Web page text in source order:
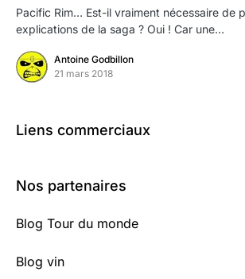
Pacific Rim… Est-il vraiment nécessaire de
explications de la saga ? Oui ! Car une…
Antoine Godbillon
21 mars 2018
Liens commerciaux
Nos partenaires
Blog Tour du monde
Blog vin